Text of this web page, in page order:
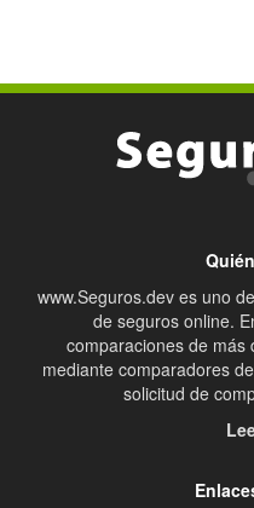
www.Seguros.dev es uno
de seguros online.
comparaciones de más
mediante comparadores
solicitud de